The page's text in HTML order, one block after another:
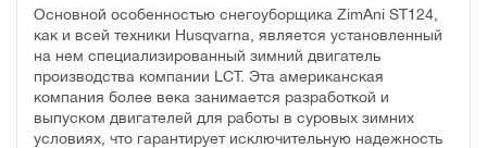
Основной особенностью снегоуборщика ZimAni ST124,
как и всей техники Husqvarna, является установленный
на нем специализированный зимний двигатель
производства компании LCT. Эта американская
компания более века занимается разработкой и
выпуском двигателей для работы в суровых зимних
условиях, что гарантирует исключительную надежность